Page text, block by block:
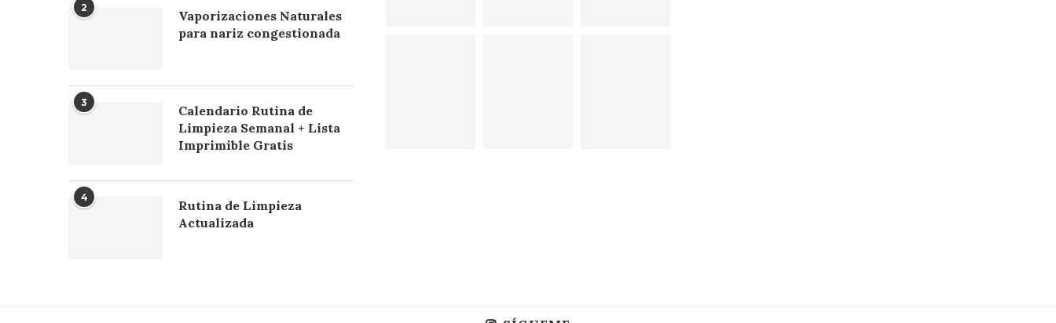
2
Vaporizaciones Naturales
para nariz congestionada
3
Calendario Rutina de
Limpieza Semanal + Lista
Imprimible Gratis
4
Rutina de Limpieza
Actualizada